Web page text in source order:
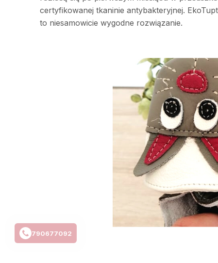
790677092
certyfikowanej tkaninie antybakteryjnej.
to niesamowicie wygodne rozwiązanie.